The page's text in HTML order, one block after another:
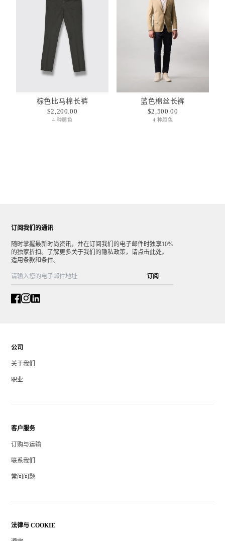
棕色比马棉长裤
$2,200.00
4 种颜色
蓝色棉丝长裤
$2,500.00
4 种颜色
订阅我们的通讯
随时掌握最新时尚资讯，并在订阅我们的电子邮件时独享10%
的独家折扣。了解更多关于我们的隐私政策，请点击此处。
适用条款和条件。
订阅
公司
关于我们
职业
客户服务
订购与运输
联系我们
常问问题
法律与 COOKIE